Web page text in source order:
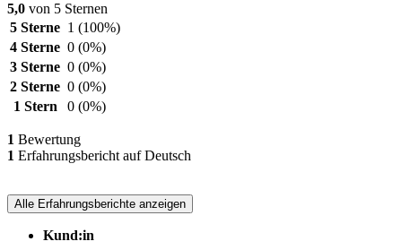
5,0 von 5 Sternen
5 Sterne 1 (100%)
4 Sterne 0 (0%)
3 Sterne 0 (0%)
2 Sterne 0 (0%)
1 Stern
0 (0%)
1 Bewertung
1 Erfahrungsbericht auf Deutsch
Alle Erfahrungsberichte anzeigen
Kund:in